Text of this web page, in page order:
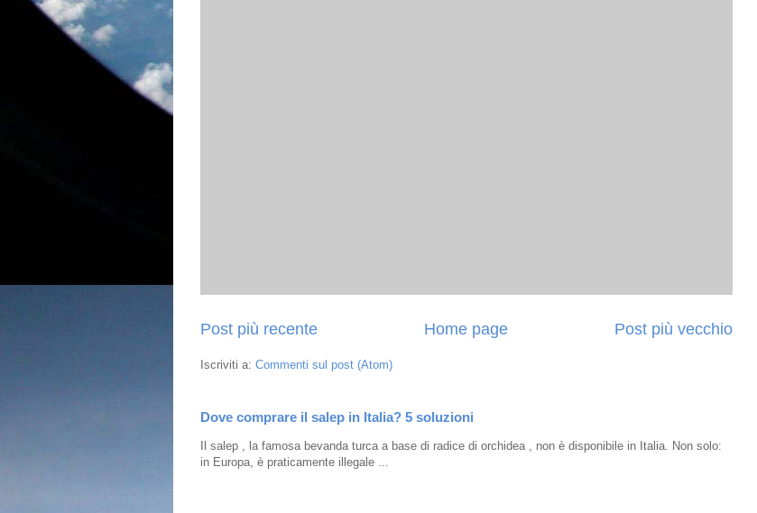
Post più recente Post più vecchio
Home page
Iscriviti a: Commenti sul post (Atom)
Dove comprare il salep in Italia? 5 soluzioni
Il salep , la famosa bevanda turca a base di radice di orchidea , non è disponibile in Italia. Non solo:
in Europa, è praticamente illegale ...